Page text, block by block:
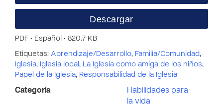
Descargar
PDF • Español • 820.7 KB
Etiquetas: Aprendizaje/Desarrollo, Familia/Comunidad,
Iglesia, Iglesia local , La Iglesia como amiga de los niños,
Papel de la Iglesia, Responsabilidad de la Iglesia
Categoría
Habilidades para
la vida